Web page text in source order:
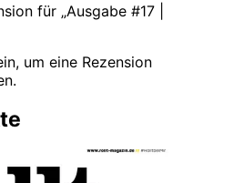
für „Ausgabe #17 |
um eine Rezension